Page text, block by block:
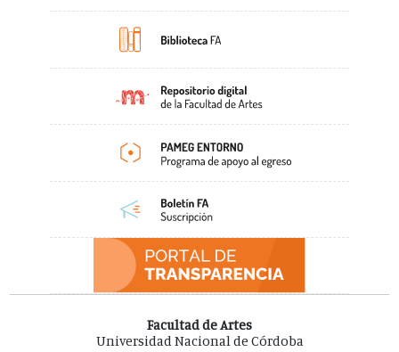
Facultad de Artes
Universidad Nacional de Córdoba